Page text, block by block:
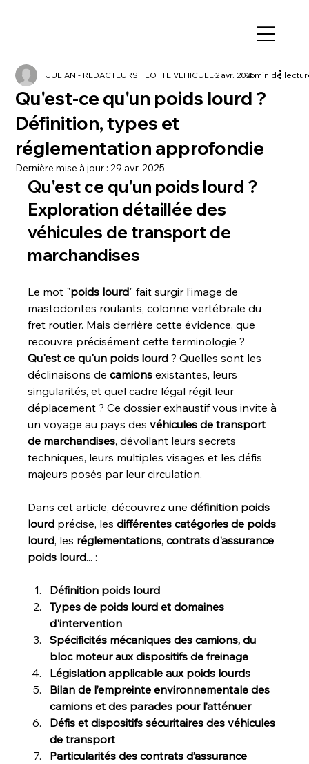
Qu'est-ce qu'un poids lourd ?
Définition, types et
réglementation approfondie
JULIAN - REDACTEURS FLOTTE VEHICULE2 avr. 20254 min de
Dernière mise à jour :29 avr. 2025
Qu'est ce qu'un poids lourd ?
Exploration détaillée des
véhicules de transport de
marchandises
Le mot "poids lourd" fait surgir l’image de
mastodontes roulants, colonne vertébrale du
fret routier. Mais derrière cette évidence, que
recouvre précisément cette terminologie ?
Qu'est ce qu'un poids lourd ? Quelles sont les
déclinaisons de camions existantes, leurs
singularités, et quel cadre légal régit leur
déplacement ? Ce dossier exhaustif vous invite à
un voyage au pays des véhicules de transport
de marchandises, dévoilant leurs secrets
techniques, leurs multiples visages et les défis
majeurs posés par leur circulation.
Dans cet article, découvrez une définition poids
lourd précise, les différentes catégories de poids
lourd, les réglementations, contrats d'assurance
poids lourd... :
Définition poids lourd
Types de poids lourd et domaines
d'intervention
Spécificités mécaniques des camions, du
bloc moteur aux dispositifs de freinage
Législation applicable aux poids lourds
Bilan de l’empreinte environnementale des
camions et des parades pour l’atténuer
Défis et dispositifs sécuritaires des véhicules
de transport
Particularités des contrats d’assurance